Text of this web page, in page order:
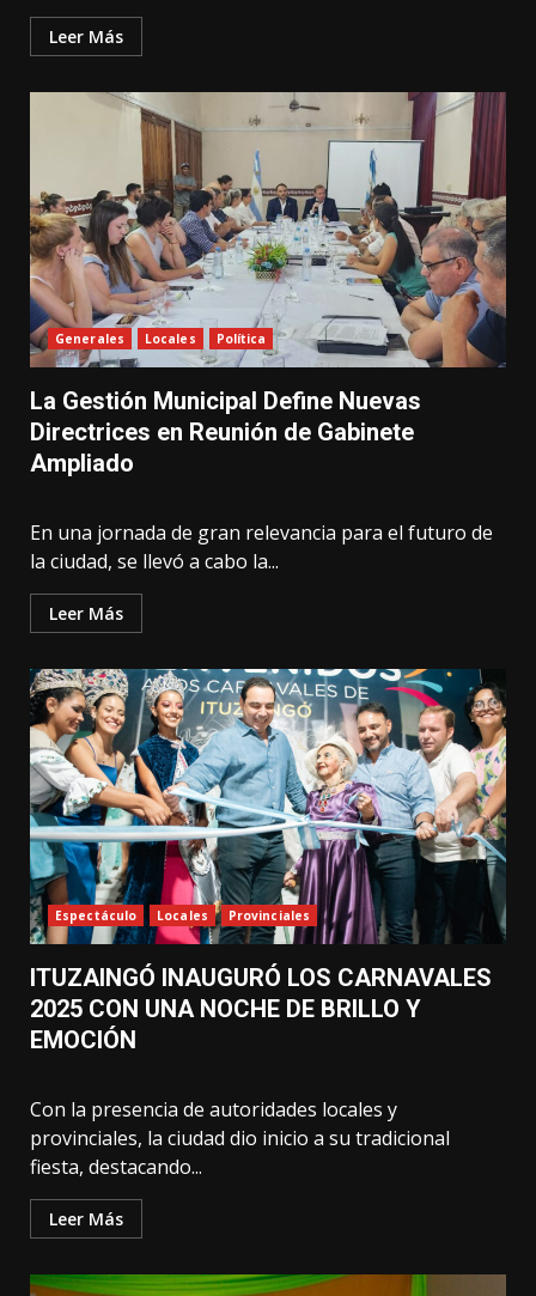
Leer Más
Generales Locales Política
La Gestión Municipal Define Nuevas
Directrices en Reunión de Gabinete
Ampliado
En una jornada de gran relevancia para el futuro de
la ciudad, se llevó a cabo la...
Leer Más
Espectáculo Locales Provinciales
ITUZAINGÓ INAUGURÓ LOS CARNAVALES
2025 CON UNA NOCHE DE BRILLO Y
EMOCIÓN
Con la presencia de autoridades locales y
provinciales, la ciudad dio inicio a su tradicional
fiesta, destacando...
Leer Más